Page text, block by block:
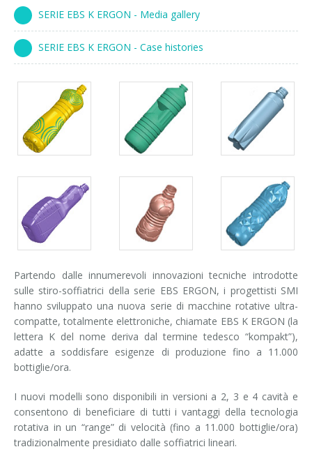
ingresso in linea
ingresso a 90°
Corsi palettizzatori
SERIE EBS K ERGON - Media gallery
SERIE EBS K ERGON - Case histories
Partendo dalle innumerevoli innovazioni tecniche introdotte
sulle stiro-soffiatrici della serie EBS ERGON, i progettisti SMI
hanno sviluppato una nuova serie di macchine rotative ultra-
compatte, totalmente elettroniche, chiamate EBS K ERGON (la
lettera K del nome deriva dal termine tedesco “kompakt”),
adatte a soddisfare esigenze di produzione fino a 11.000
bottiglie/ora.
I nuovi modelli sono disponibili in versioni a 2, 3 e 4 cavità e
consentono di beneficiare di tutti i vantaggi della tecnologia
rotativa in un “range” di velocità (fino a 11.000 bottiglie/ora)
tradizionalmente presidiato dalle soffiatrici lineari.